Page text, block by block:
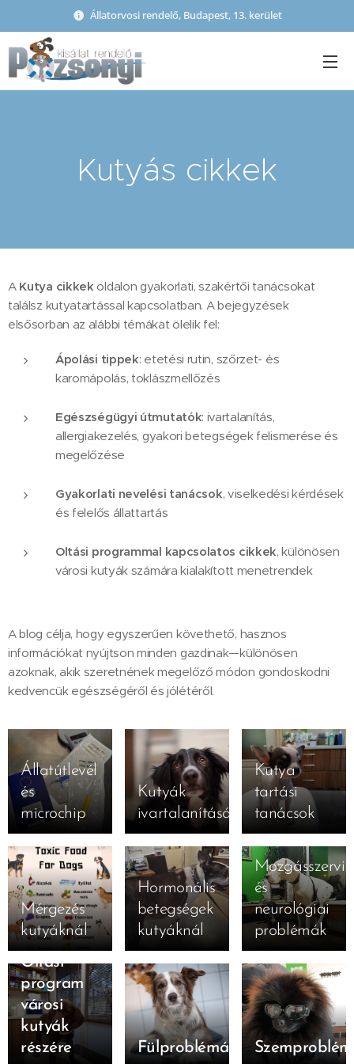
Állatorvosi rendelő, Budapest, 13. kerület
Kutyás cikkek
A Kutya cikkek oldalon gyakorlati, szakértői tanácsokat
találsz kutyatartással kapcsolatban. A bejegyzések
elsősorban az alábbi témákat ölelik fel:
Ápolási tippek: etetési rutin, szőrzet- és
karomápolás, toklászmellőzés
Egészségügyi útmutatók: ivartalanítás,
allergiakezelés, gyakori betegségek felismerése és
megelőzése
Gyakorlati nevelési tanácsok, viselkedési kérdések
és felelős állattartás
Oltási programmal kapcsolatos cikkek, különösen
városi kutyák számára kialakított menetrendek
A blog célja, hogy egyszerűen követhető, hasznos
információkat nyújtson minden gazdinak—különösen
azoknak, akik szeretnének megelőző módon gondoskodni
kedvencük egészségéről és jólétéről.
Állatútlevél
és
microchip
Kutyák
ivartalanításáról
Kutya
tartási
tanácsok
Mérgezés
kutyáknál
Hormonális
betegségek
kutyáknál
Mozgásszervi
és
neurológiai
problémák
Oltási
program
városi
kutyák
részére
Fülproblémák